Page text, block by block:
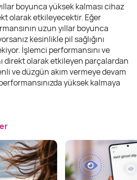
boyunca yüksek kalması cihaz
olarak etkileyecektir. Eğer
uzun yıllar boyunca
kesinlikle pil sağlığını
İşlemci performansını ve
direkt olarak etkileyen parçalardan
ve düzgün akım vermeye devam
yüksek kalmaya